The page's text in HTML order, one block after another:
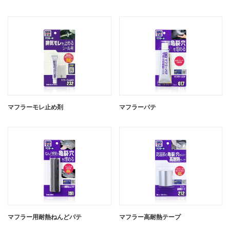
マフラーモレ止め剤 マフラーパテ
マフラー用耐熱ねんどパテ マフラー高耐熱テープ